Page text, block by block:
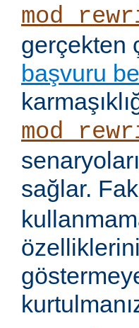
gerçekten
başvuru
sağlar.